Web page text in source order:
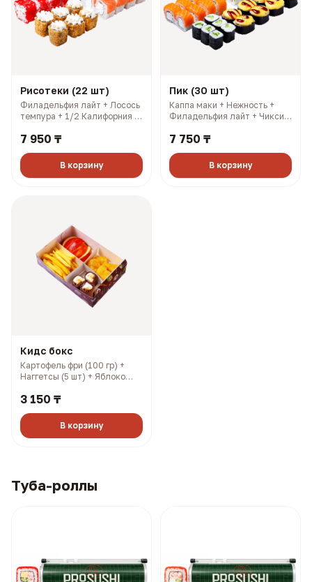
Рисотеки (22 шт)
Филадельфия лайт + Лосось
темпура + 1/2 Калифорния с
кани. 3 имбиря, 3 соевых, 3
1572 ккал)
7 950 ₸
В корзину
Пик (30 шт)
Каппа маки + Нежность +
Филадельфия лайт + Чикси
палочки, 3 васаби (966 гр,
7 750 ₸
В корзину
Кидс бокс
Картофель фри (100 гр) +
Наггетсы (5 шт) + Яблоко
ролл (3 шт) (376 гр, 1040
3 150 ₸
В корзину
Туба-роллы